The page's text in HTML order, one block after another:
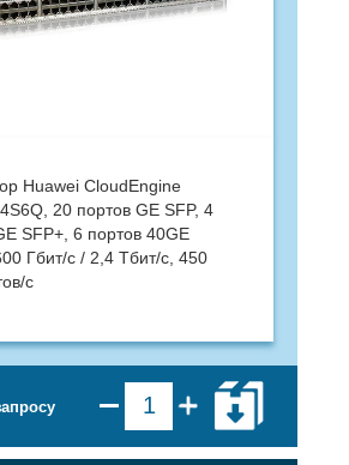
Huawei CloudEngine
20 портов GE SFP, 4
SFP+, 6 портов 40GE
Гбит/с / 2,4 Тбит/с, 450
с